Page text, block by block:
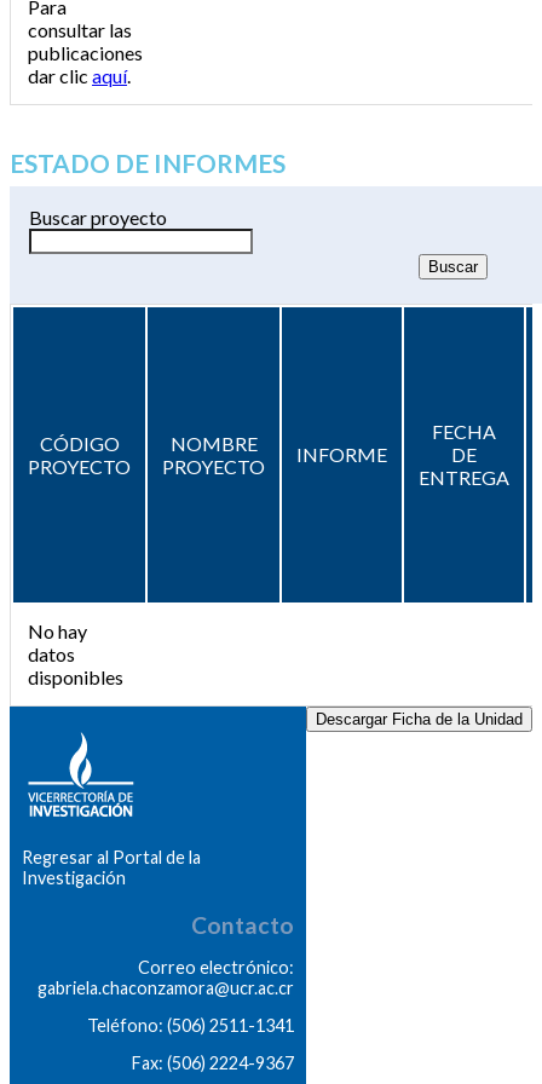
Para
consultar las
publicaciones
dar clic aquí.
ESTADO DE INFORMES
Buscar proyecto
CÓDIGO
PROYECTO
NOMBRE
PROYECTO
INFORME
FECHA
DE
ENTREGA
No hay
datos
disponibles
Descargar Ficha de la Unidad
Regresar al Portal de la
Investigación
Contacto
Correo electrónico:
gabriela.chaconzamora@ucr.ac.cr
Teléfono: (506) 2511-1341
Fax: (506) 2224-9367